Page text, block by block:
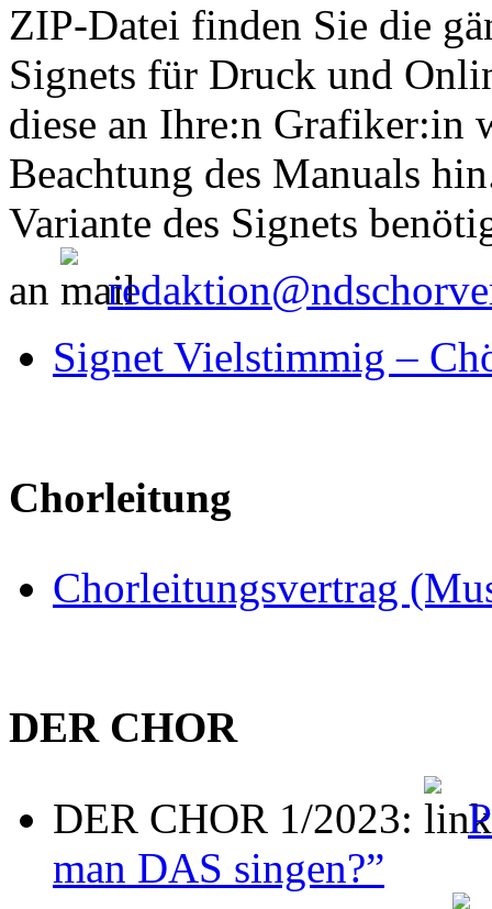
ZIP-Datei finden Sie die
Signets für Druck und
diese an Ihre:n Grafiker:in
Beachtung des Manuals
Variante des Signets
an
Signet Vielstimmig –
Chorleitung
Chorleitungsvertrag
DER CHOR
DER CHOR 1/2023:
man DAS singen?”